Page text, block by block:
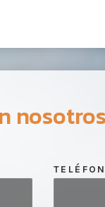
nosotros